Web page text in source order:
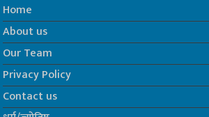
Home
About us
Our Team
Privacy Policy
Contact us